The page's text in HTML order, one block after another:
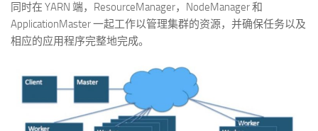
同时在 YARN 端，ResourceManager，NodeManager 和
ApplicationMaster 一起工作以管理集群的资源，并确保任务以及
相应的应用程序完整地完成。